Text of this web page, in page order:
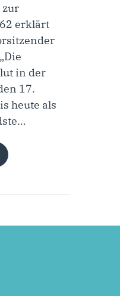
zur
erklärt
in der
17.
heute als